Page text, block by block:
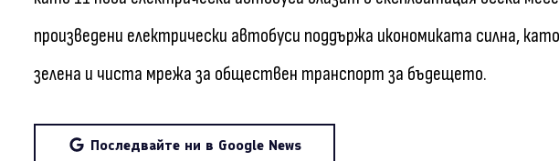
произведени електрически автобуси поддържа икономиката силна,
зелена и чиста мрежа за обществен транспорт за бъдещето.
Последвайте ни в Google News